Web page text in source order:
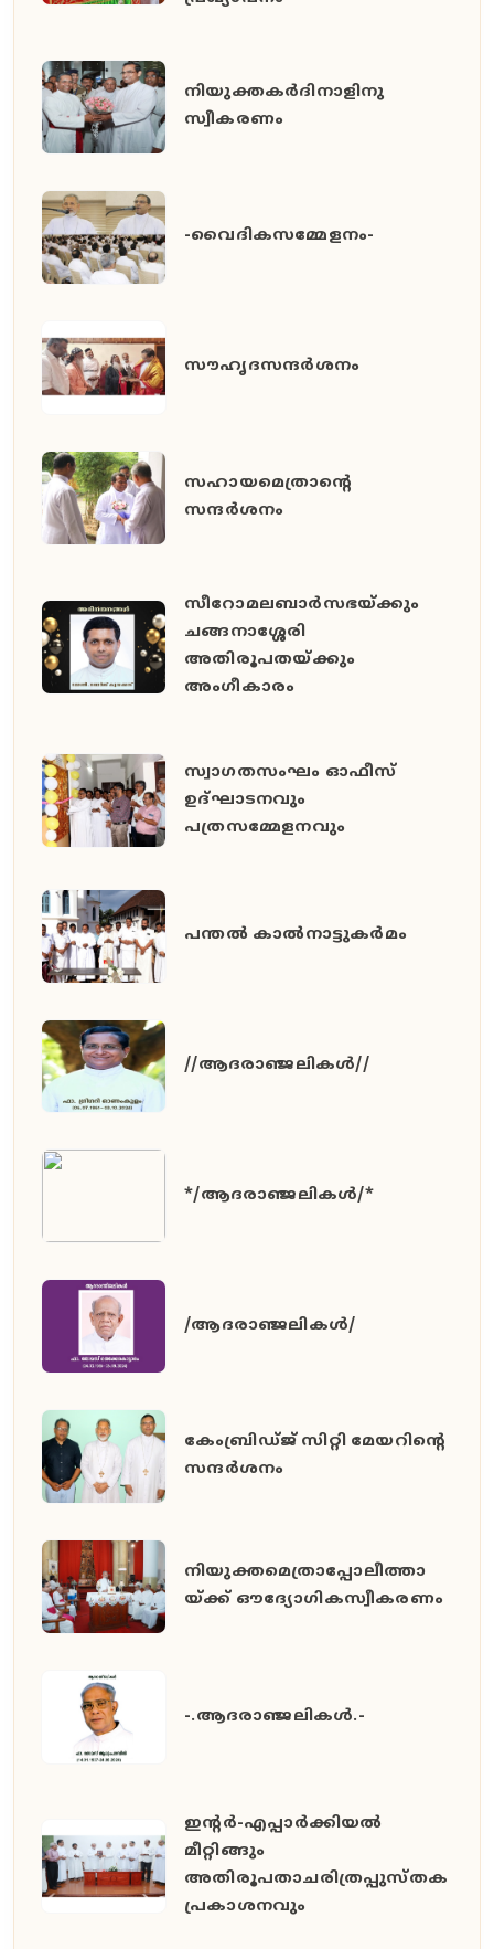
നിയുക്തകർദിനാളിനു
സ്വീകരണം
-വൈദികസമ്മേളനം-
സൗഹൃദസന്ദർശനം
സഹായമെത്രാന്റെ
സന്ദർശനം
സീറോമലബാർസഭയ്ക്കും
ചങ്ങനാശ്ശേരി
അതിരൂപതയ്ക്കും
അംഗീകാരം
സ്വാഗതസംഘം ഓഫീസ്
ഉദ്ഘാടനവും
പത്രസമ്മേളനവും
പന്തൽ കാൽനാട്ടുകർമം
//ആദരാഞ്ജലികൾ//
*/ആദരാഞ്ജലികൾ/*
/ആദരാഞ്ജലികൾ/
കേംബ്രിഡ്ജ് സിറ്റി മേയറിൻ്റെ
സന്ദർശനം
നിയുക്തമെത്രാപ്പോലീത്താ
യ്ക്ക് ഔദ്യോഗികസ്വീകരണം
-.ആദരാഞ്ജലികൾ.-
ഇൻ്റർ-എപ്പാർക്കിയൽ
മീറ്റിങ്ങും
അതിരൂപതാചരിത്രപ്പുസ്തക
പ്രകാശനവും